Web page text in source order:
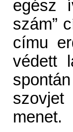
egész
szám”
címu
védett
menet.